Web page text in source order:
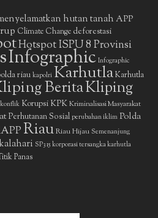
hutan tanah APP
Climate Change deforestasi
Hotspot ISPU 8 Provinsi
Infographic Infographic
riau kapolri KarhutlaKarhutla
BeritaKliping
konflik Korupsi KPKKriminalisasi Masyarakat
Perhutanan Sosial perubahan iklim Polda
RiauRiau Hijau Semenanjung
SP3 15 korporasi tersangka karhutla
Panas